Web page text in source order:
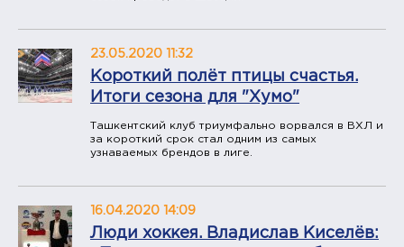
23.05.2020 11:32
Короткий полёт птицы счастья.
Итоги сезона для "Хумо"
Ташкентский клуб триумфально ворвался в ВХЛ и
за короткий срок стал одним из самых
узнаваемых брендов в лиге.
16.04.2020 14:09
Люди хоккея. Владислав Киселёв: